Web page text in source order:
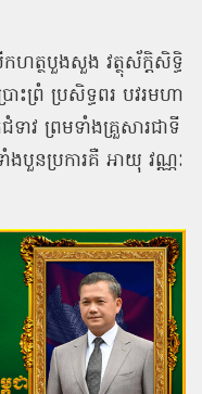
ហត្ថបួងសួង វត្ថុស័ក្ដិសិទ្ធិ
ព្រំ ប្រសិទ្ធពរ បវរមហា
វ ព្រមទាំងគ្រួសារជាទី
បួនប្រការគឺ អាយុ វណ្ណៈ